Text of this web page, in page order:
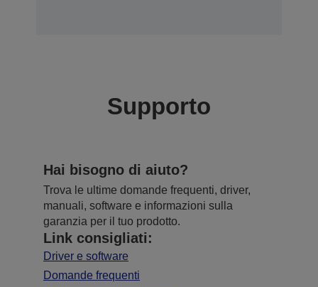
Supporto
Hai bisogno di aiuto?
Trova le ultime domande frequenti, driver,
manuali, software e informazioni sulla
garanzia per il tuo prodotto.
Link consigliati:
Driver e software
Domande frequenti